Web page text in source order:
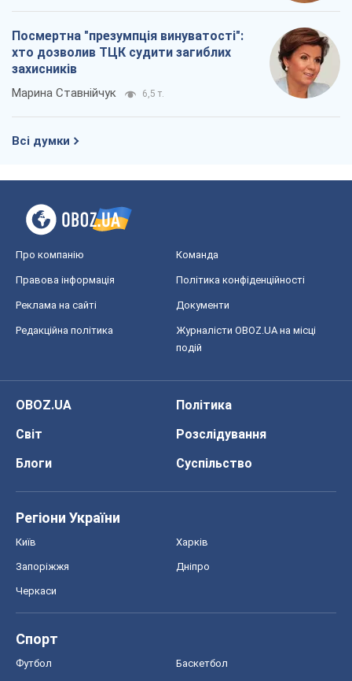
Посмертна "презумпція винуватості":
хто дозволив ТЦК судити загиблих
захисників
Марина Ставнійчук 6,5 т.
Всі думки
Про компанію Команда
Правова інформація Політика конфіденційності
Реклама на сайті Документи
Редакційна політика
Журналісти OBOZ.UA на місці
подій
OBOZ.UA
Політика
Світ
Розслідування
Блоги
Суспільство
Регіони України
Київ Харків
Запоріжжя Дніпро
Черкаси
Спорт
Футбол Баскетбол